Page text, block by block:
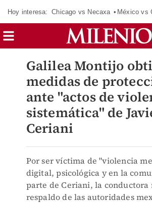
Hoy interesa: Chicago vs Necaxa México vs
Galilea Montijo
medidas de
ante "actos de
sistemática" de
Ceriani
Por ser víctima de "violencia
digital, psicológica y en la
parte de Ceriani, la conductora
respaldo de las autoridades